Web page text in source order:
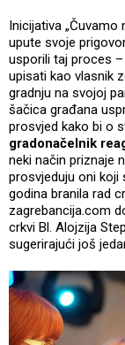
Inicijativa „Čuvamo
upute svoje
usporili taj proces
upisati kao vlasnik
gradnju na svojoj
šačica građana
prosvjed kako bi o
gradonačelnik
neki način priznaje
prosvjeduju oni koji
godina branila rad
zagrebancija.com
crkvi Bl. Alojzija
sugerirajući još